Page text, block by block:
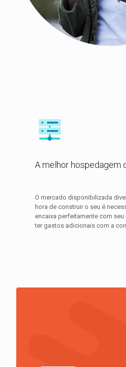
A melhor hospedagem
O mercado disponibilizada
hora de construir o seu é
encaixa perfeitamente com
ter gastos adicionais com a